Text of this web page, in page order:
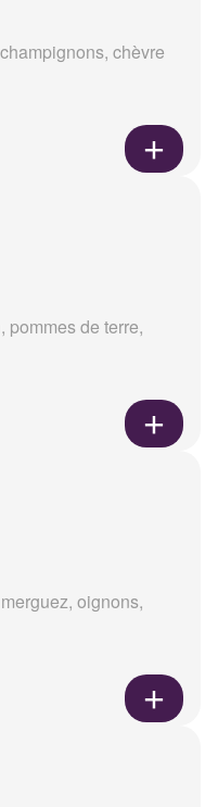
chèvre
pommes de terre,
oignons,